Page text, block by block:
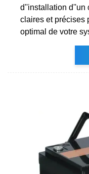
d''installation d''un
claires et précises
optimal de votre